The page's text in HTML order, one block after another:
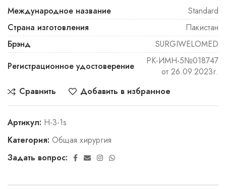
Международное название
Standard
Страна изготовления
Пакистан
Брэнд
SURGIWELOMED
Регистрационное удостоверение
РК-ИМН-5№018747
от 26.09.2023г.
Сравнить
Добавить в избранное
Артикул: Н-3-1s
Категория: Общая хирургия
Задать вопрос: